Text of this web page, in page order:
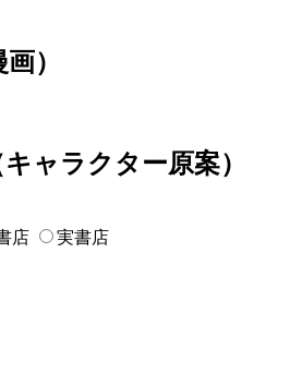
画）
キャラクター原案）
店 実書店